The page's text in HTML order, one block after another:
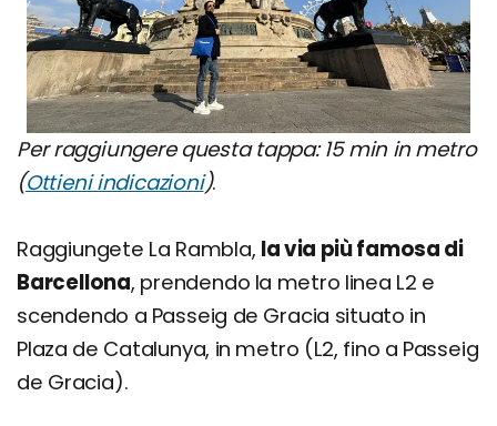
Per raggiungere questa tappa: 15 min in metro
(Ottieni indicazioni).
Raggiungete La Rambla, la via più famosa di
Barcellona, prendendo la metro linea L2 e
scendendo a Passeig de Gracia situato in
Plaza de Catalunya, in metro (L2, fino a Passeig
de Gracia).